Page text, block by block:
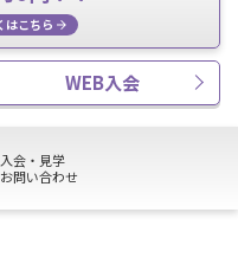
はこちら
WEB入会
入会・見学
お問い合わせ